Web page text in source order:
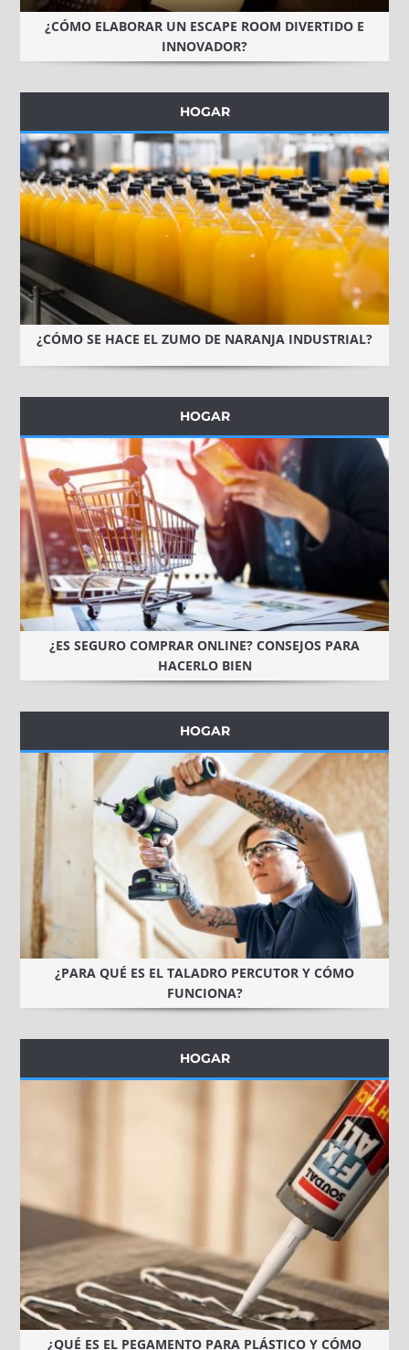
¿CÓMO ELABORAR UN ESCAPE ROOM DIVERTIDO E
INNOVADOR?
HOGAR
¿CÓMO SE HACE EL ZUMO DE NARANJA INDUSTRIAL?
HOGAR
¿ES SEGURO COMPRAR ONLINE? CONSEJOS PARA
HACERLO BIEN
HOGAR
¿PARA QUÉ ES EL TALADRO PERCUTOR Y CÓMO
FUNCIONA?
HOGAR
¿QUÉ ES EL PEGAMENTO PARA PLÁSTICO Y CÓMO